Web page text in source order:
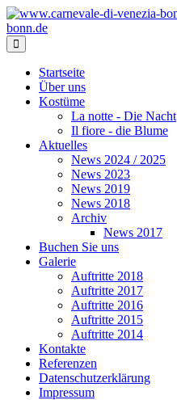
bonn.de
Startseite
Über uns
Kostüme
La notte - Die Nacht
Il fiore - die Blume
Aktuelles
News 2024 / 2025
News 2023
News 2019
News 2018
Archiv
News 2017
Buchen Sie uns
Galerie
Auftritte 2018
Auftritte 2017
Auftritte 2016
Auftritte 2015
Auftritte 2014
Kontakte
Referenzen
Datenschutzerklärung
Impressum